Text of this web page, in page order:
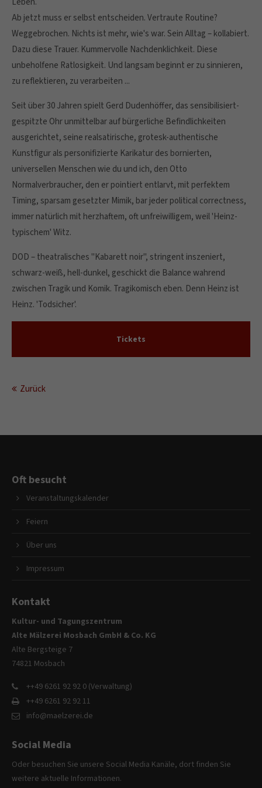
About us
Lorem ipsum dolor sit amet, consectetuer
sociis natoque penatibus et magnis dis parturient montes,
nascetur ridiculus mus. Donec quam felis, ultricies nec.
Ab jetzt muss er selbst entscheiden. Vertraute Routine?
Weggebrochen. Nichts ist mehr, wie's war. Sein Alltag – kollabiert.
Dazu diese Trauer. Kummervolle Nachdenklichkeit. Diese
unbeholfene Ratlosigkeit. Und langsam beginnt er zu sinnieren,
zu reflektieren, zu verarbeiten ...
Seit über 30 Jahren spielt Gerd Dudenhöffer, das sensibilisiert-
gespitzte Ohr unmittelbar auf bürgerliche Befindlichkeiten
ausgerichtet, seine realsatirische, grotesk-authentische
Kunstfigur als personifizierte Karikatur des bornierten,
universellen Menschen wie du und ich, den Otto
Normalverbraucher, den er pointiert entlarvt, mit perfektem
Timing, sparsam gesetzter Mimik, bar jeder political correctness,
immer natürlich mit herzhaftem, oft unfreiwilligem, weil 'Heinz-
typischem' Witz.
DOD – theatralisches "Kabarett noir", stringent inszeniert,
schwarz-weiß, hell-dunkel, geschickt die Balance wahrend
zwischen Tragik und Komik. Tragikomisch eben. Denn Heinz ist
Heinz. 'Todsicher'.
Tickets
Zurück
Oft besucht
Veranstaltungskalender
Feiern
Über uns
Impressum
Kontakt
Kultur- und Tagungszentrum
Alte Mälzerei Mosbach GmbH & Co. KG
Alte Bergsteige 7
74821 Mosbach
++49 6261 92 92 0 (Verwaltung)
++49 6261 92 92 11
info@maelzerei.de
Social Media
Oder besuchen Sie unsere Social Media Kanäle, dort finden Sie
weitere aktuelle Informationen.